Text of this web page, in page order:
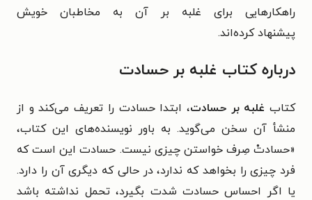
راهکارهایی برای غلبه بر آن به مخاطبان خویش
پیشنهادکرده‌اند.
درباره کتاب غلبه بر حسادت
کتاب غلبه بر حسادت، ابتدا حسادت را تعریف می‌کند و از
منشأ آن سخن می‌گوید. به باور نویسنده‌های این کتاب،
«حسادتْ صِرف خواستن چیزی نیست. حسادت این است که
فرد چیزی را بخواهد که ندارد، در حالی که دیگری آن را دارد.
یا اگر احساس حسادت شدت بگیرد، تحمل نداشته باشد